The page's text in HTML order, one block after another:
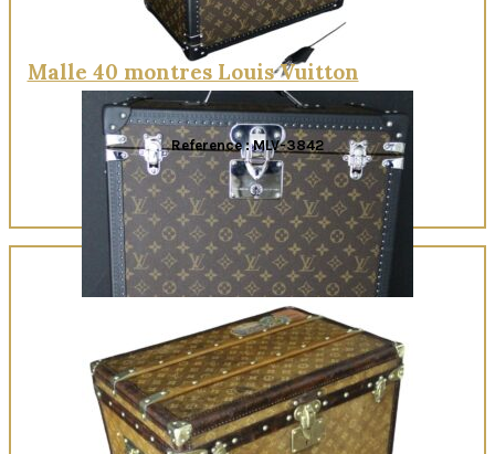
Quick View
Malle 40 montres Louis Vuitton
Reference : MLV-3842